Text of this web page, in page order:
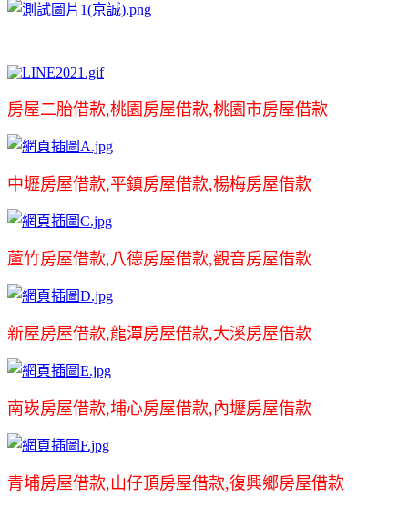
房屋二胎借款,桃園房屋借款,桃園市房屋借款
中壢房屋借款,平鎮房屋借款,楊梅房屋借款
蘆竹房屋借款,八德房屋借款,觀音房屋借款
新屋房屋借款,龍潭房屋借款,大溪房屋借款
南崁房屋借款,埔心房屋借款,內壢房屋借款
青埔房屋借款,山仔頂房屋借款,復興鄉房屋借款